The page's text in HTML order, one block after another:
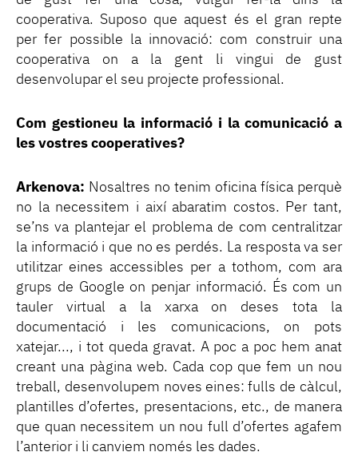
cooperativa. Suposo que aquest és el gran repte
per fer possible la innovació: com construir una
cooperativa on a la gent li vingui de gust
desenvolupar el seu projecte professional.
Com gestioneu la informació i la comunicació a
les vostres cooperatives?
Arkenova: Nosaltres no tenim oficina física perquè
no la necessitem i així abaratim costos. Per tant,
se’ns va plantejar el problema de com centralitzar
la informació i que no es perdés. La resposta va ser
utilitzar eines accessibles per a tothom, com ara
grups de Google on penjar informació. És com un
tauler virtual a la xarxa on deses tota la
documentació i les comunicacions, on pots
xatejar..., i tot queda gravat. A poc a poc hem anat
creant una pàgina web. Cada cop que fem un nou
treball, desenvolupem noves eines: fulls de càlcul,
plantilles d’ofertes, presentacions, etc., de manera
que quan necessitem un nou full d’ofertes agafem
l’anterior i li canviem només les dades.